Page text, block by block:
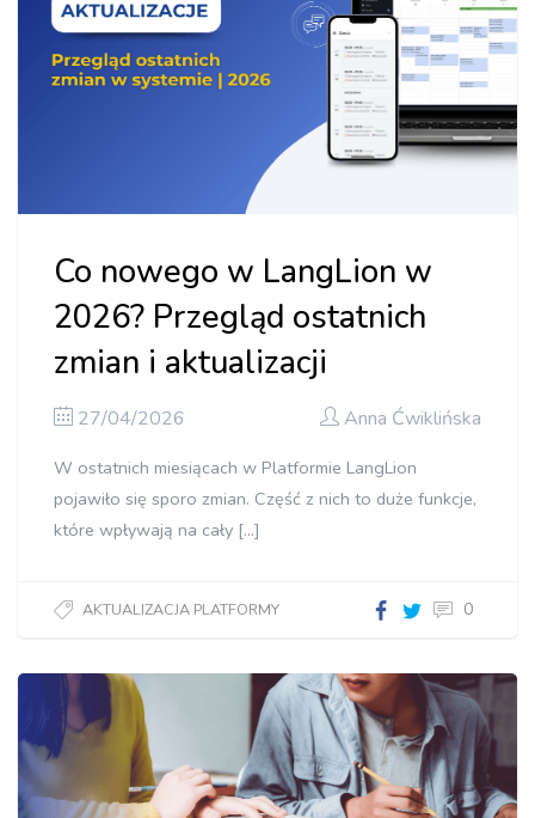
Co nowego w LangLion w
2026? Przegląd ostatnich
zmian i aktualizacji
27/04/2026 Anna Ćwiklińska
W ostatnich miesiącach w Platformie LangLion
pojawiło się sporo zmian. Część z nich to duże funkcje,
które wpływają na cały […]
AKTUALIZACJA PLATFORMY 0